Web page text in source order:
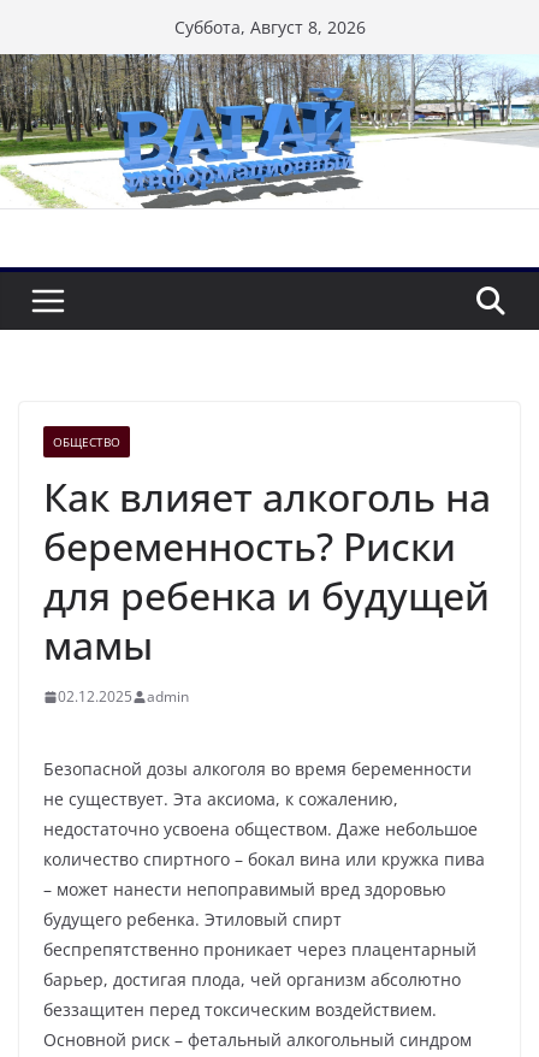
к
содержимому
Суббота, Август 8, 2026
ОБЩЕСТВО
Как влияет алкоголь на
беременность? Риски
для ребенка и будущей
мамы
02.12.2025 admin
Безопасной дозы алкоголя во время беременности
не существует. Эта аксиома, к сожалению,
недостаточно усвоена обществом. Даже небольшое
количество спиртного – бокал вина или кружка пива
– может нанести непоправимый вред здоровью
будущего ребенка. Этиловый спирт
беспрепятственно проникает через плацентарный
барьер, достигая плода, чей организм абсолютно
беззащитен перед токсическим воздействием.
Основной риск – фетальный алкогольный синдром